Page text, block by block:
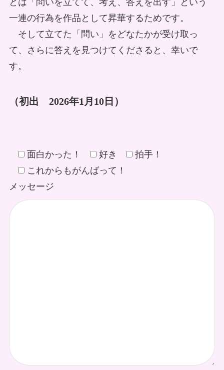
とは「問いを立てて、考え、答えを出す」という
一連の行為を作品として昇華するためです。
そして立てた「問い」をどなたかが受け取っ
て、さらに答えを見つけてくださると、幸いで
す。
（初出 2026年1月10日）
面白かった！ 好き
拍手！
これからもがんばって！
メッセージ